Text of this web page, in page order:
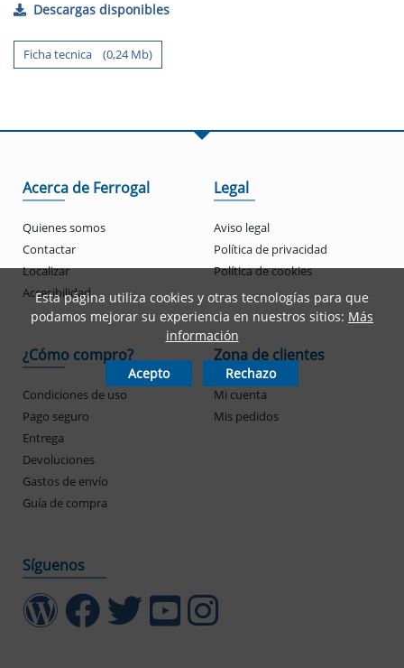
Descargas disponibles
Ficha tecnica (0,24 Mb)
Acerca de Ferrogal
Quienes somos
Contactar
Localizar
Accesibilidad
Legal
Aviso legal
Política de privacidad
Política de cookies
¿Cómo compro?
Condiciones de uso
Pago seguro
Entrega
Devoluciones
Gastos de envío
Guía de compra
Zona de clientes
Mi cuenta
Mis pedidos
Síguenos
Esta página utiliza cookies y otras tecnologías para que
podamos mejorar su experiencia en nuestros sitios: Más
información
Acepto Rechazo